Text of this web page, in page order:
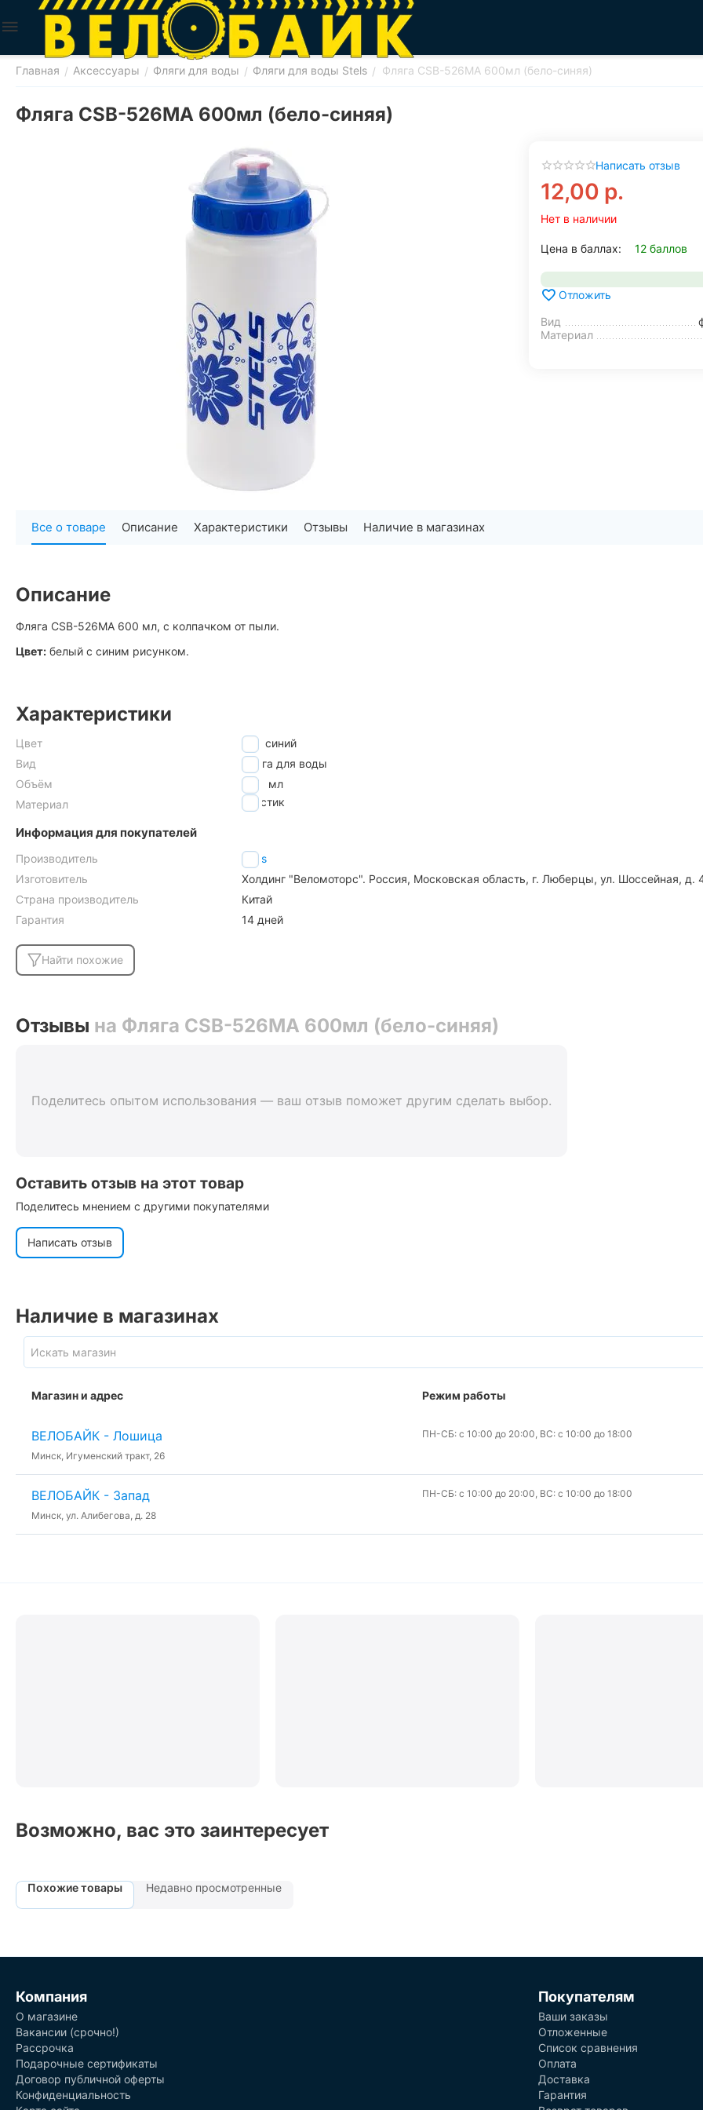
Главная / Аксессуары / Фляги для воды / Фляги для воды Stels / Фляга CSB-526MA 600мл (бело-синяя)
Фляга CSB-526MA 600мл (бело-синяя)
Написать отзыв
12,00 р.
Нет в наличии
Цена в баллах: 12 баллов
Отложить
Вид
Материал
Все о товаре Описание Характеристики Отзывы Наличие в магазинах
Описание
Фляга CSB-526MA 600 мл, с колпачком от пыли.
Цвет: белый с синим рисунком.
Характеристики
Цвет
синий
Вид
фляга для воды
Объём
600
мл
Материал
пластик
Информация для покупателей
Производитель
Stels
Изготовитель
Холдинг "Веломоторс". Россия, Московская область, г. Люберцы, ул. Шоссейная, д.
Страна производитель
Китай
Гарантия
14 дней
Найти похожие
Отзывы на Фляга CSB-526MA 600мл (бело-синяя)
Поделитесь опытом использования — ваш отзыв поможет другим сделать выбор.
Оставить отзыв на этот товар
Поделитесь мнением с другими покупателями
Написать отзыв
Наличие в магазинах
Магазин и адрес Режим работы
ВЕЛОБАЙК - Лошица
Минск, Игуменский тракт, 26
ПН-СБ: с 10:00 до 20:00, ВС: с 10:00 до 18:00
ВЕЛОБАЙК - Запад
Минск, ул. Алибегова, д. 28
ПН-СБ: с 10:00 до 20:00, ВС: с 10:00 до 18:00
Возможно, вас это заинтересует
Похожие товары Недавно просмотренные
Компания
О магазине
Вакансии (срочно!)
Рассрочка
Подарочные сертификаты
Договор публичной оферты
Конфиденциальность
Покупателям
Ваши заказы
Отложенные
Список сравнения
Оплата
Доставка
Гарантия